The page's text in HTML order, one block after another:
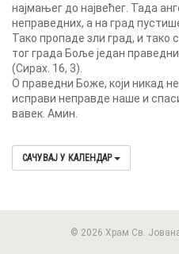
најмањег до највећег. Тада
неправедних, а на град
Тако пропаде зли град, и тако
тог града Боље један
(Сирах. 16, 3).
О праведни Боже, који никад
исправи неправде наше и
вавек. Амин.
САЧУВАЈ У КАЛЕНДАР
© 2026 Храм Св.